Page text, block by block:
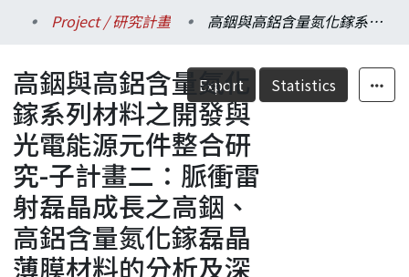
Research Outputs
Fundings & Projects
Researchers
Organizations
Statistics
Project / 研究計畫
高銦與高鋁含量氮化鎵系列材料之開發與光電能源元件整合研究-子計畫二：脈衝雷射磊晶成長之高銦、高鋁含量氮化鎵磊晶薄膜材料的分析及深入研究
Export Statistics
高銦與高鋁含量氮化
鎵系列材料之開發與
光電能源元件整合研
究-子計畫二：脈衝雷
射磊晶成長之高銦、
高鋁含量氮化鎵磊晶
薄膜材料的分析及深